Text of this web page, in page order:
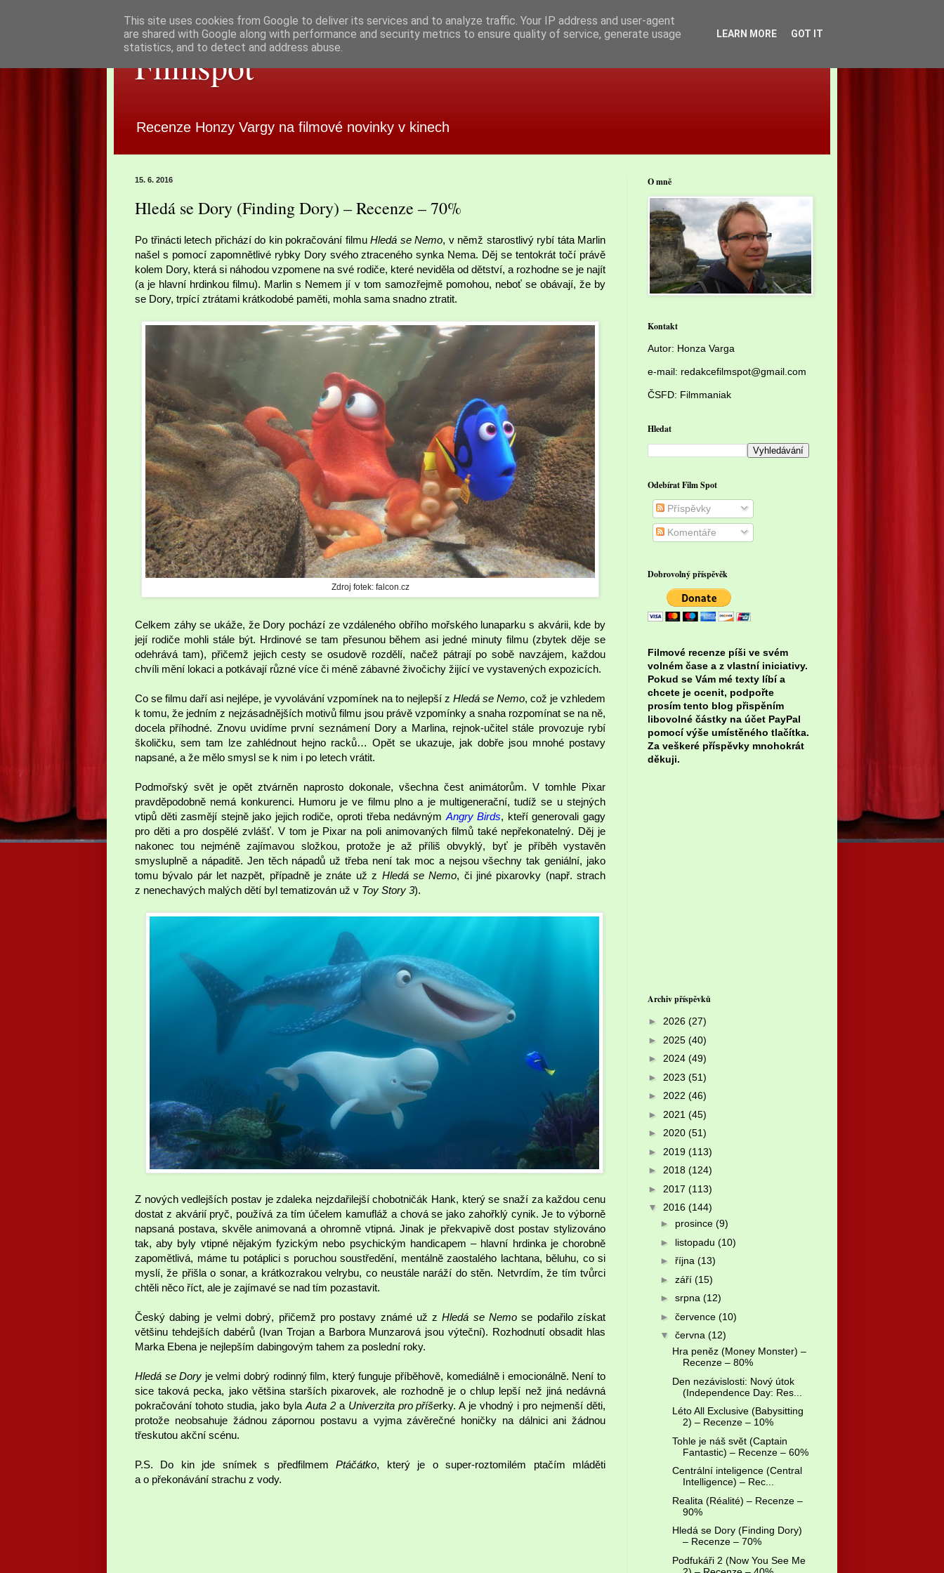
Filmspot
Recenze Honzy Vargy na filmové novinky v kinech
15. 6. 2016
Hledá se Dory (Finding Dory) – Recenze – 70%
Po třinácti letech přichází do kin pokračování filmu Hledá se Nemo, v němž starostlivý rybí táta Marlin
našel s pomocí zapomnětlivé rybky Dory svého ztraceného synka Nema. Děj se tentokrát točí právě
kolem Dory, která si náhodou vzpomene na své rodiče, které neviděla od dětství, a rozhodne se je najít
(a je hlavní hrdinkou filmu). Marlin s Nemem jí v tom samozřejmě pomohou, neboť se obávají, že by
se Dory, trpící ztrátami krátkodobé paměti, mohla sama snadno ztratit.
Zdroj fotek: falcon.cz
Celkem záhy se ukáže, že Dory pochází ze vzdáleného obřího mořského lunaparku s akvárii, kde by
její rodiče mohli stále být. Hrdinové se tam přesunou během asi jedné minuty filmu (zbytek děje se
odehrává tam), přičemž jejich cesty se osudově rozdělí, načež pátrají po sobě navzájem, každou
chvíli mění lokaci a potkávají různé více či méně zábavné živočichy žijící ve vystavených expozicích.
Co se filmu daří asi nejlépe, je vyvolávání vzpomínek na to nejlepší z Hledá se Nemo, což je vzhledem
k tomu, že jedním z nejzásadnějších motivů filmu jsou právě vzpomínky a snaha rozpomínat se na ně,
docela příhodné. Znovu uvidíme první seznámení Dory a Marlina, rejnok-učitel stále provozuje rybí
školičku, sem tam lze zahlédnout hejno racků… Opět se ukazuje, jak dobře jsou mnohé postavy
napsané, a že mělo smysl se k nim i po letech vrátit.
Podmořský svět je opět ztvárněn naprosto dokonale, všechna čest animátorům. V tomhle Pixar
pravděpodobně nemá konkurenci. Humoru je ve filmu plno a je multigenerační, tudíž se u stejných
vtipů děti zasmějí stejně jako jejich rodiče, oproti třeba nedávným Angry Birds, kteří generovali gagy
pro děti a pro dospělé zvlášť. V tom je Pixar na poli animovaných filmů také nepřekonatelný. Děj je
nakonec tou nejméně zajímavou složkou, protože je až příliš obvyklý, byť je příběh vystavěn
smysluplně a nápaditě. Jen těch nápadů už třeba není tak moc a nejsou všechny tak geniální, jako
tomu bývalo pár let nazpět, případně je znáte už z Hledá se Nemo, či jiné pixarovky (např. strach
z nenechavých malých dětí byl tematizován už v Toy Story 3).
Z nových vedlejších postav je zdaleka nejzdařilejší chobotničák Hank, který se snaží za každou cenu
dostat z akvárií pryč, používá za tím účelem kamufláž a chová se jako zahořklý cynik. Je to výborně
napsaná postava, skvěle animovaná a ohromně vtipná. Jinak je překvapivě dost postav stylizováno
tak, aby byly vtipné nějakým fyzickým nebo psychickým handicapem – hlavní hrdinka je chorobně
zapomětlivá, máme tu potáplici s poruchou soustředění, mentálně zaostalého lachtana, běluhu, co si
myslí, že přišla o sonar, a krátkozrakou velrybu, co neustále naráží do stěn. Netvrdím, že tím tvůrci
chtěli něco říct, ale je zajímavé se nad tím pozastavit.
Český dabing je velmi dobrý, přičemž pro postavy známé už zHledá se Nemo se podařilo získat
většinu tehdejších dabérů (Ivan Trojan a Barbora Munzarová jsou výteční). Rozhodnutí obsadit hlas
Marka Ebena je nejlepším dabingovým tahem za poslední roky.
Hledá se Dory je velmi dobrý rodinný film, který funguje příběhově, komediálně i emocionálně. Není to
sice taková pecka, jako většina starších pixarovek, ale rozhodně je o chlup lepší než jiná nedávná
pokračování tohoto studia, jako byla Auta 2a Univerzita pro příšerky. A je vhodný i pro nejmenší děti,
protože neobsahuje žádnou zápornou postavu a vyjma závěrečné honičky na dálnici ani žádnou
třeskutou akční scénu.
P.S. Do kin jde snímek s předfilmemPtáčátko, který je o super-roztomilém ptačím mláděti
a o překonávání strachu z vody.
O mně
Kontakt
Autor: Honza Varga
e-mail: redakcefilmspot@gmail.com
ČSFD: Filmmaniak
Hledat
Odebírat Film Spot
Příspěvky
Komentáře
Dobrovolný příspěvěk
Filmové recenze píši ve svém
volném čase a z vlastní iniciativy.
Pokud se Vám mé texty líbí a
chcete je ocenit, podpořte
prosím tento blog přispěním
libovolné částky na účet PayPal
pomocí výše umístěného tlačítka.
Za veškeré příspěvky mnohokrát
děkuji.
Archiv příspěvků
► 2026 (27)
► 2025 (40)
► 2024 (49)
► 2023 (51)
► 2022 (46)
► 2021 (45)
► 2020 (51)
► 2019 (113)
► 2018 (124)
► 2017 (113)
▼ 2016 (144)
► prosince (9)
► listopadu (10)
► října (13)
► září (15)
► srpna (12)
► července (10)
▼ června (12)
Hra peněz (Money Monster) –
Recenze – 80%
Den nezávislosti: Nový útok
(Independence Day: Res...
Léto All Exclusive (Babysitting
2) – Recenze – 10%
Tohle je náš svět (Captain
Fantastic) – Recenze – 60%
Centrální inteligence (Central
Intelligence) – Rec...
Realita (Réalité) – Recenze –
90%
Hledá se Dory (Finding Dory)
– Recenze – 70%
Podfukáři 2 (Now You See Me
This site uses cookies from Google to deliver its services and to analyze traffic. Your IP address and user-agent
are shared with Google along with performance and security metrics to ensure quality of service, generate usage
statistics, and to detect and address abuse.
LEARN MORE GOT IT